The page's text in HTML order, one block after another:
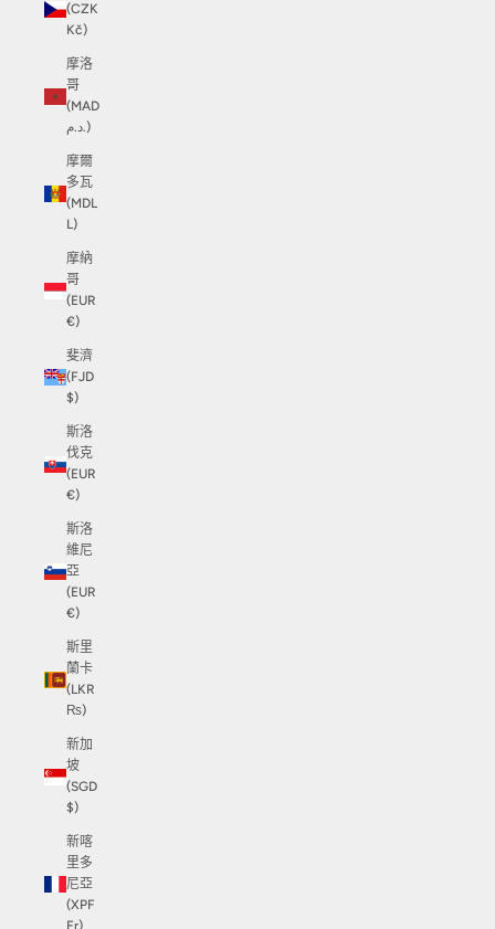
(CZK
Kč)
摩洛
哥
(MAD
د.م.)
摩爾
多瓦
(MDL
L)
摩納
哥
(EUR
€)
斐濟
(FJD
$)
斯洛
伐克
(EUR
€)
斯洛
維尼
亞
(EUR
€)
斯里
蘭卡
(LKR
₨)
新加
坡
(SGD
$)
新喀
里多
尼亞
(XPF
Fr)